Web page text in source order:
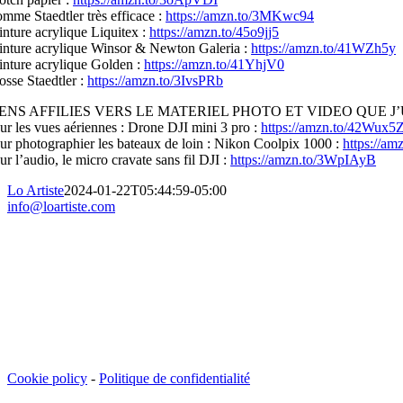
Staedtler très efficace :https://amzn.to/3MKwc94
acrylique Liquitex :https://amzn.to/45o9jj5
acrylique Winsor & Newton Galeria :https://amzn.to/41WZh5y
acrylique Golden :https://amzn.to/41YhjV0
Staedtler :https://amzn.to/3IvsPRb
AFFILIES VERS LE MATERIEL PHOTO ET VIDEO QUE
les vues aériennes : Drone DJI mini 3 pro :https://amzn.to/42Wux5Z
photographier les bateaux de loin : Nikon Coolpix 1000 :https://
l’audio, le micro cravate sans fil DJI :https://amzn.to/3WpIAyB
Lo Artiste2024-01-22T05:44:59-05:00
info@loartiste.com
Cookie policy - Politique de confidentialité